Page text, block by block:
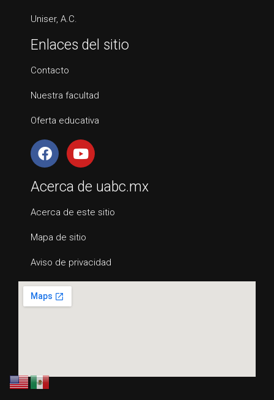
Uniser, A.C.
Enlaces del sitio
Contacto
Nuestra facultad
Oferta educativa
Acerca de uabc.mx
Acerca de este sitio
Mapa de sitio
Aviso de privacidad